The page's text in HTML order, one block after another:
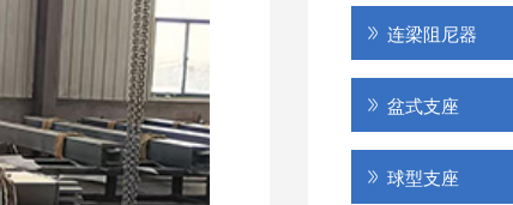
连梁阻尼器
盆式支座
球型支座